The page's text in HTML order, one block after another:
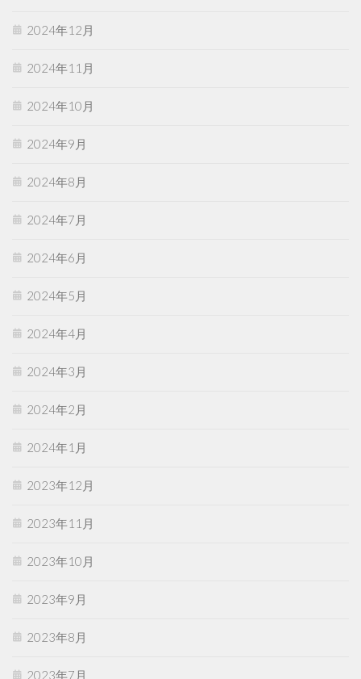
2024年12月
2024年11月
2024年10月
2024年9月
2024年8月
2024年7月
2024年6月
2024年5月
2024年4月
2024年3月
2024年2月
2024年1月
2023年12月
2023年11月
2023年10月
2023年9月
2023年8月
2023年7月